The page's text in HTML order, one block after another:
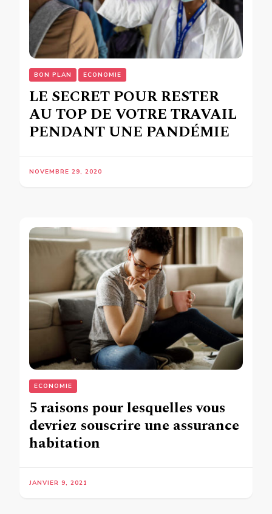
BON PLAN ECONOMIE
LE SECRET POUR RESTER
AU TOP DE VOTRE TRAVAIL
PENDANT UNE PANDÉMIE
NOVEMBRE 29, 2020
ECONOMIE
5 raisons pour lesquelles vous
devriez souscrire une assurance
habitation
JANVIER 9, 2021